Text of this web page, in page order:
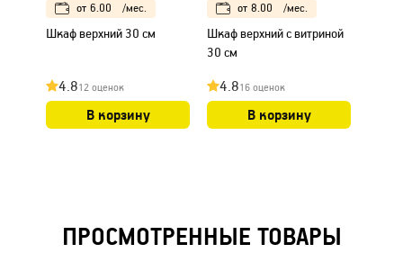
от 6.00 /мес.
Шкаф верхний 30 см
4.812 оценок
В корзину
от 8.00 /мес.
Шкаф верхний с витриной
30 см
4.816 оценок
В корзину
ПРОСМОТРЕННЫЕ ТОВАРЫ